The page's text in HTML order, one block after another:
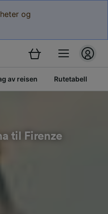
og
av reisen Rutetabell
til Firenze